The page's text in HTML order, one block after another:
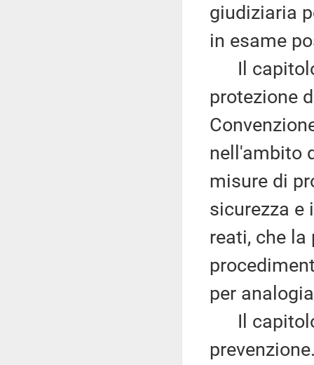
giudiziaria
in esame
Il capitolo
protezione
nell'ambito
misure di
sicurezza e
reati, che
per
Il capitolo